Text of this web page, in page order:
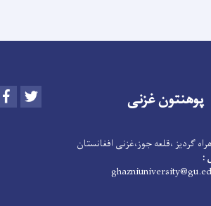
پوهنتونغزنی Facebook
گردیز ،قلعه جوز،غزنی افغانستان
: